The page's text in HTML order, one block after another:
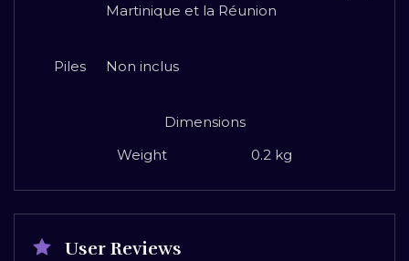
Martinique et la Réunion
Piles Non inclus
Dimensions
Weight
0.2 kg
User Reviews